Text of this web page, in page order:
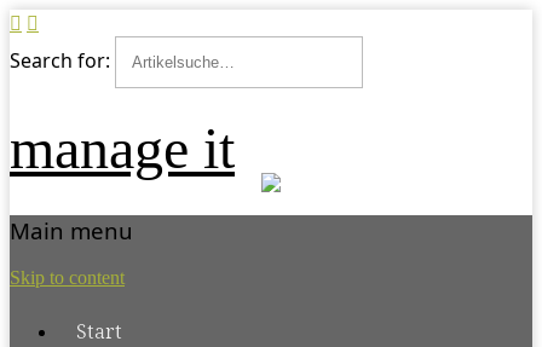
Search for:
manage it
Main menu
Skip to content
Start